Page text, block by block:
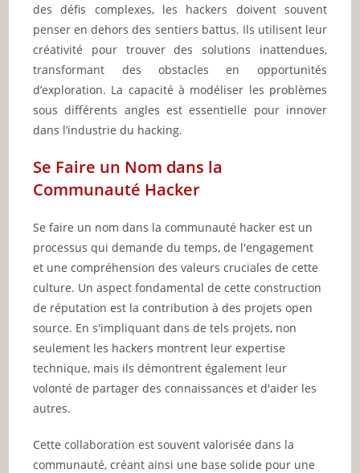
des défis complexes, les hackers doivent souvent
penser en dehors des sentiers battus. Ils utilisent leur
créativité pour trouver des solutions inattendues,
transformant des obstacles en opportunités
d’exploration. La capacité à modéliser les problèmes
sous différents angles est essentielle pour innover
dans l’industrie du hacking.
Se Faire un Nom dans la
Communauté Hacker
Se faire un nom dans la communauté hacker est un
processus qui demande du temps, de l'engagement
et une compréhension des valeurs cruciales de cette
culture. Un aspect fondamental de cette construction
de réputation est la contribution à des projets open
source. En s'impliquant dans de tels projets, non
seulement les hackers montrent leur expertise
technique, mais ils démontrent également leur
volonté de partager des connaissances et d'aider les
autres.
Cette collaboration est souvent valorisée dans la
communauté, créant ainsi une base solide pour une